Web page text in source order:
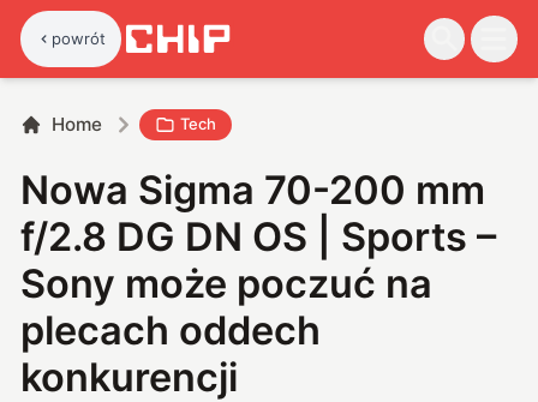
powrót
Home Tech
Nowa Sigma 70-200 mm
f/2.8 DG DN OS | Sports –
Sony może poczuć na
plecach oddech
konkurencji